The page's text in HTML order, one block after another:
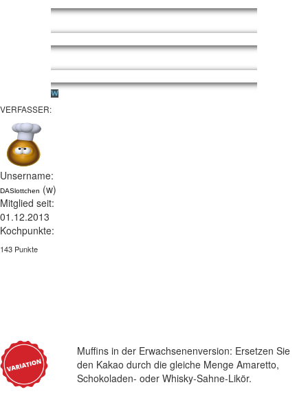
VERFASSER:
Unsername:
DASlottchen (w)
Mitglied seit:
01.12.2013
Kochpunkte:
143 Punkte
Muffins in der Erwachsenenversion: Ersetzen Sie
den Kakao durch die gleiche Menge Amaretto,
Schokoladen- oder Whisky-Sahne-Likör.